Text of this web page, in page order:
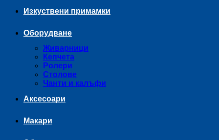
Изкуствени примамки
Оборудване
Живарници
Кепчета
Ролери
Столове
Чанти и калъфи
Аксесоари
Макари